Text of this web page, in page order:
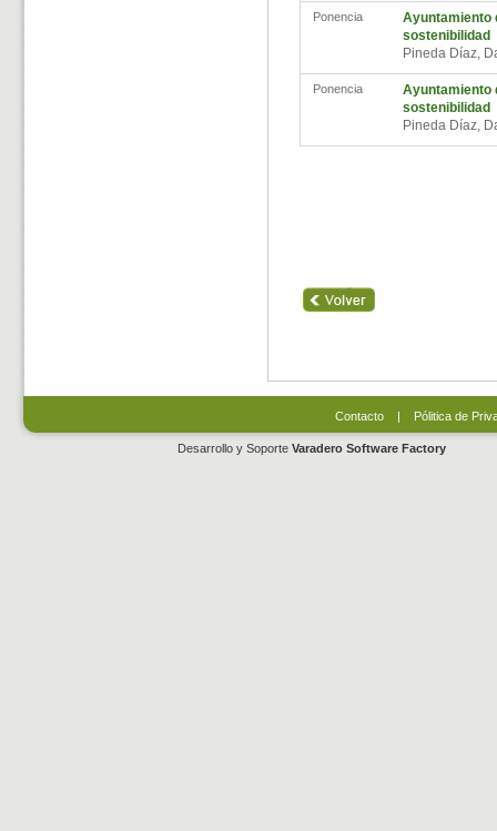
Ponencia
Ayuntamiento
sostenibilidad
Pineda Díaz,
Ponencia
Ayuntamiento
sostenibilidad
Pineda Díaz,
Contacto| Pólitica de
Desarrollo y Soporte Varadero Software Factory